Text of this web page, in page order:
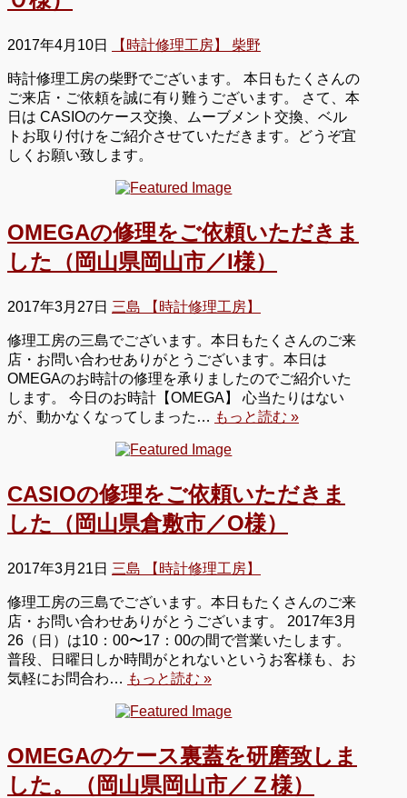
2017年4月10日 【時計修理工房】 柴野
時計修理工房の柴野でございます。 本日もたくさんの
ご来店・ご依頼を誠に有り難うございます。 さて、本
日は CASIOのケース交換、ムーブメント交換、ベル
トお取り付けをご紹介させていただきます。どうぞ宜
しくお願い致します。
OMEGAの修理をご依頼いただきま
した（岡山県岡山市／I様）
2017年3月27日 三島 【時計修理工房】
修理工房の三島でございます。本日もたくさんのご来
店・お問い合わせありがとうございます。本日は
OMEGAのお時計の修理を承りましたのでご紹介いた
します。 今日のお時計【OMEGA】 心当たりはない
が、動かなくなってしまった… もっと読む »
CASIOの修理をご依頼いただきま
した（岡山県倉敷市／O様）
2017年3月21日 三島 【時計修理工房】
修理工房の三島でございます。本日もたくさんのご来
店・お問い合わせありがとうございます。 2017年3月
26（日）は10：00〜17：00の間で営業いたします。
普段、日曜日しか時間がとれないというお客様も、お
気軽にお問合わ… もっと読む »
OMEGAのケース裏蓋を研磨致しま
した。（岡山県岡山市／Ｚ様）